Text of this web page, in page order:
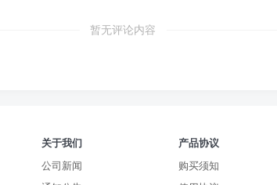
暂无评论内容
关于我们
公司新闻
产品协议
购买须知